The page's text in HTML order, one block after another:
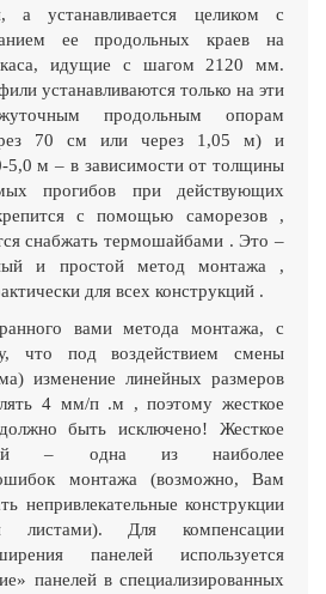
а устанавливается целиком с
ее продольных краев на
идущие с шагом 2120 мм.
устанавливаются только на эти
продольным опорам
70 см или через 1,05 м) и
5,0 м – в зависимости от толщины
прогибов при действующих
с помощью саморезов ,
снабжать термошайбами . Это –
и простой метод монтажа ,
для всех конструкций .
вами метода монтажа, c
что под воздействием смены
изменение линейных размеров
4 мм/п .м , поэтому жесткое
быть исключено! Жесткое
– одна из наиболее
монтажа (возможно, Вам
непривлекательные конструкции
листами). Для компенсации
панелей используется
панелей в специализированных